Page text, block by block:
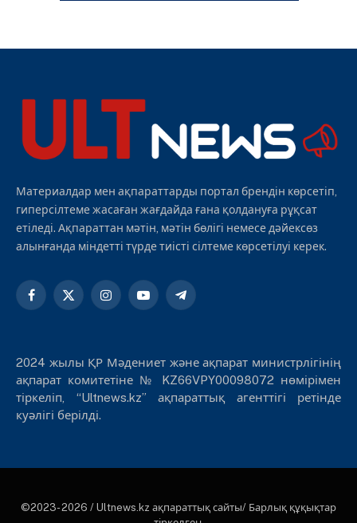
Материалдар мен ақпараттарды портал брендін көрсетіп,
гиперсілтеме жасаған жағдайда ғана қолдануға рұқсат
етіледі. Ақпараттан мәтін, мәтін бөлігі немесе дәйексөз
алынғанда міндетті түрде тиісті сілтеме көрсетілуі керек.
Facebook
X
InstagramYouTubeTelegram
2024 жылы ҚР Мәдениет және ақпарат министрлігінің
ақпарат комитетіне № KZ66VPY00098072 нөмірімен
тіркеліп, “Ultnews.kz” ақпараттық агенттігі ретінде
куәлігі берілді.
©2023- 2026 / Ultnews.kz ақпараттық сайты/ Барлық құқықтар